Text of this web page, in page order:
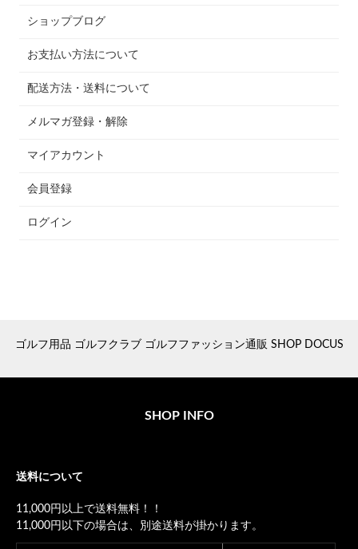
ショップブログ
お支払い方法について
配送方法・送料について
メルマガ登録・解除
マイアカウント
会員登録
ログイン
ゴルフ用品 ゴルフクラブ ゴルフファッション通販 SHOP DOCUS
SHOP INFO
送料について
11,000円以上で送料無料！！
11,000円以下の場合は、別途送料が掛かります。